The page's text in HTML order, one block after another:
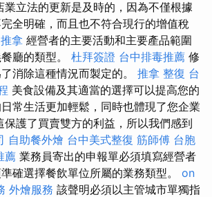
業立法的更新是及時的，因為不僅根據
全明確，而且也不符合現行的增值稅
拿 經營者的主要活動和主要產品範圍
廳的類型。 杜拜簽證 台中排毒推薦 修
消除這種情況而製定的。 推拿 整復 台
美食設備及其適當的選擇可以提高您的
常生活更加輕鬆，同時也體現了您企業
保護了買賣雙方的利益，所以我們感到
自助餐外燴 台中美式整復 筋師傅 台胞
薦 業務員寄出的申報單必須填寫經營者
確選擇餐飲單位所屬的業務類型。 on
外燴服務 該聲明必須以主管城市單獨指